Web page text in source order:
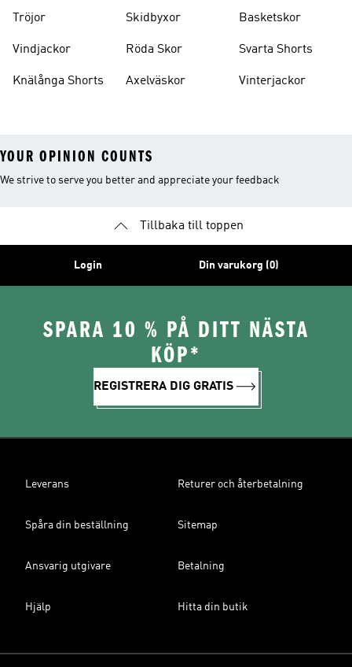
Tröjor
Vindjackor
Knälånga Shorts
Skidbyxor
Röda Skor
Axelväskor
Basketskor
Svarta Shorts
Vinterjackor
YOUR OPINION COUNTS
We strive to serve you better and appreciate your feedback
Tillbaka till toppen
Login Din varukorg (0)
SPARA 10 % PÅ DITT NÄSTA
KÖP*
REGISTRERA DIG GRATIS
Leverans Returer och återbetalning
Spåra din beställning Sitemap
Ansvarig utgivare Betalning
Hjälp Hitta din butik